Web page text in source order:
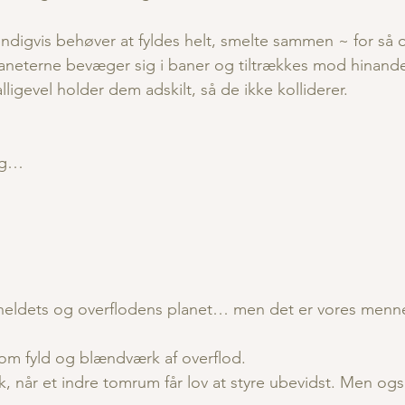
behøver at fyldes helt, smelte sammen ~ for så
bevæger sig i baner og tiltrækkes mod
holder dem adskilt, så de ikke kolliderer.
og overflodens planet… men det er vores
fyld og blændværk af overflod.
et indre tomrum får lov at styre ubevidst. Men